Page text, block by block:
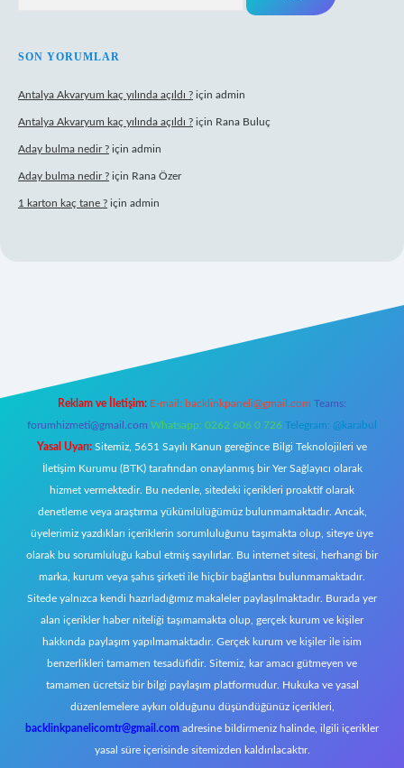
SON YORUMLAR
Antalya Akvaryum kaç yılında açıldı ? için admin
Antalya Akvaryum kaç yılında açıldı ? için Rana Buluç
Aday bulma nedir ? için admin
Aday bulma nedir ? için Rana Özer
1 karton kaç tane ? için admin
Reklam ve İletişim: E-mail: backlinkpaneli@gmail.com Teams:
forumhizmeti@gmail.com Whatsapp: 0262 606 0 726 Telegram: @karabul
Yasal Uyarı: Sitemiz, 5651 Sayılı Kanun gereğince Bilgi Teknolojileri ve
İletişim Kurumu (BTK) tarafından onaylanmış bir Yer Sağlayıcı olarak
hizmet vermektedir. Bu nedenle, sitedeki içerikleri proaktif olarak
denetleme veya araştırma yükümlülüğümüz bulunmamaktadır. Ancak,
üyelerimiz yazdıkları içeriklerin sorumluluğunu taşımakta olup, siteye üye
olarak bu sorumluluğu kabul etmiş sayılırlar. Bu internet sitesi, herhangi bir
marka, kurum veya şahıs şirketi ile hiçbir bağlantısı bulunmamaktadır.
Sitede yalnızca kendi hazırladığımız makaleler paylaşılmaktadır. Burada yer
alan içerikler haber niteliği taşımamakta olup, gerçek kurum ve kişiler
hakkında paylaşım yapılmamaktadır. Gerçek kurum ve kişiler ile isim
benzerlikleri tamamen tesadüfidir. Sitemiz, kar amacı gütmeyen ve
tamamen ücretsiz bir bilgi paylaşım platformudur. Hukuka ve yasal
düzenlemelere aykırı olduğunu düşündüğünüz içerikleri,
backlinkpanelicomtr@gmail.com adresine bildirmeniz halinde, ilgili içerikler
yasal süre içerisinde sitemizden kaldırılacaktır.